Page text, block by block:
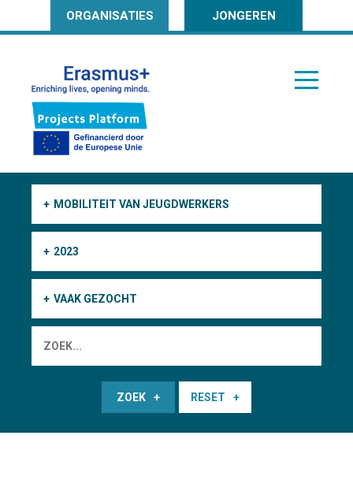
ORGANISATIES JONGEREN
MOBILITEIT VAN JEUGDWERKERS
2023
VAAK GEZOCHT
ZOEK RESET